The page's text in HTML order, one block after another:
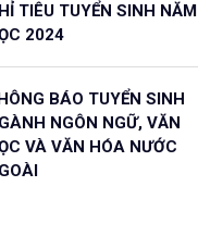
TIÊU TUYỂN SINH NĂM
2024
BÁO TUYỂN SINH
NGÔN NGỮ, VĂN
VÀ VĂN HÓA NƯỚC